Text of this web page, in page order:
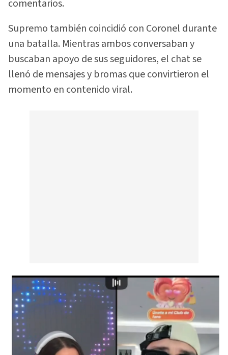
comentarios.
Supremo también coincidió con Coronel durante
una batalla. Mientras ambos conversaban y
buscaban apoyo de sus seguidores, el chat se
llenó de mensajes y bromas que convirtieron el
momento en contenido viral.